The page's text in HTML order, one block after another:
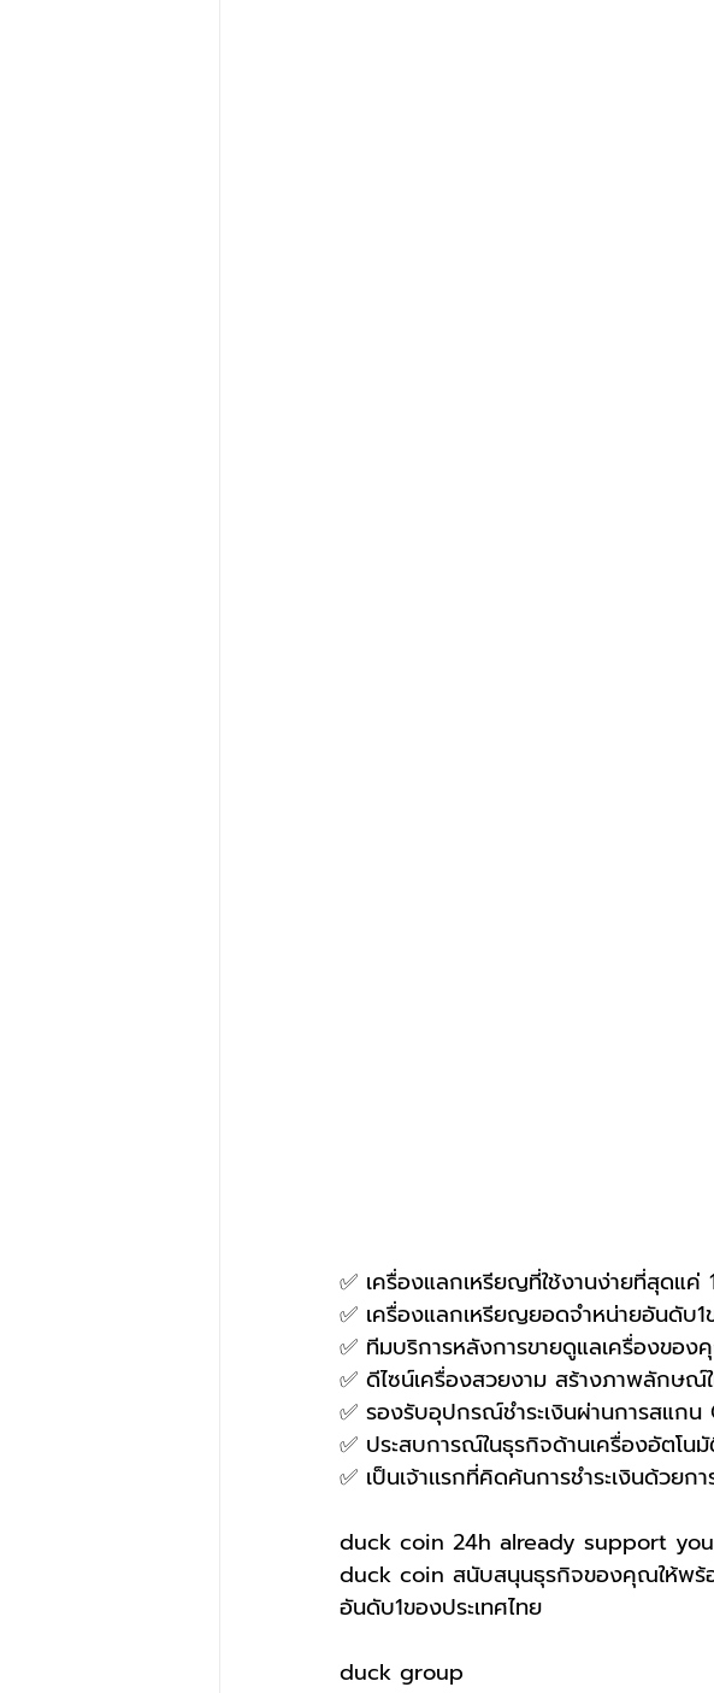
✅ เครื่องแลกเหรียญที่ใช้งานง่ายที่สุดแค่
✅ เครื่องแลกเหรียญยอดจำหน่ายอันดับ1
✅ ทีมบริการหลังการขายดูแลเครื่องของ
✅ ดีไซน์เครื่องสวยงาม สร้างภาพลักษณ์
✅ รองรับอุปกรณ์ชำระเงินผ่านการสแ
✅ ประสบการณ์ในธุรกิจด้านเครื่องอัตโน
✅ เป็นเจ้าเเรกที่คิดค้นการชำระเงินด้วย
duck coin 24h already support
duck coin สนับสนุนธุรกิจของคุณให้พร้
อันดับ1ของประเทศไทย
duck group